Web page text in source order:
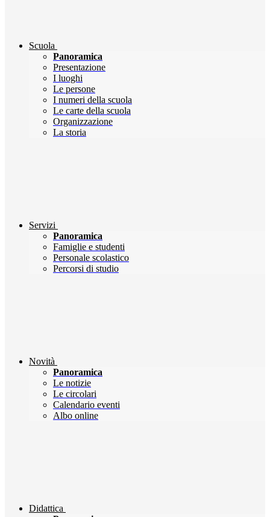
Scuola
Panoramica
Presentazione
I luoghi
Le persone
I numeri della scuola
Le carte della scuola
Organizzazione
La storia
Servizi
Panoramica
Famiglie e studenti
Personale scolastico
Percorsi di studio
Novità
Panoramica
Le notizie
Le circolari
Calendario eventi
Albo online
Didattica